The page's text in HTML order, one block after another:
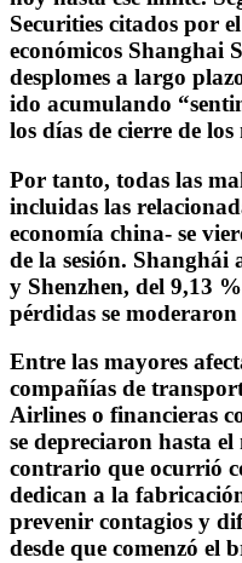
Securities citados por
económicos Shanghai
desplomes a largo
ido acumulando
los días de cierre de
Por tanto, todas las
incluidas las
economía china- se
de la sesión.
y Shenzhen, del 9,13
pérdidas se moderaron
Entre las mayores
compañías de
Airlines o financieras
se depreciaron hasta
contrario que ocurrió
dedican a la
prevenir contagios y
desde que comenzó el